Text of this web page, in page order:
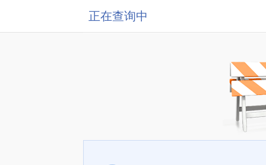
正在查询中